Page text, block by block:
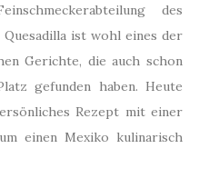
des
ist wohl eines der
Gerichte, die auch schon
gefunden haben. Heute
Rezept mit einer
einen Mexiko kulinarisch